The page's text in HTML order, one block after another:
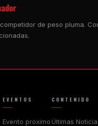
de peso pluma.
EVENTOS
Evento proximo
CONTENIDO
Últimas